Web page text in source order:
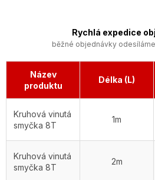
Rychlá expedice
běžné objednávky
Název
produktu
Délka (L)
Kruhová vinutá
smyčka 8T
1m
Kruhová vinutá
smyčka 8T
2m